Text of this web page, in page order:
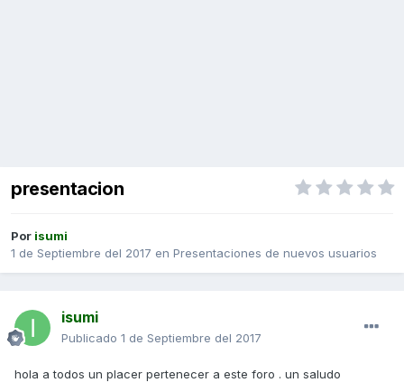
presentacion
Por isumi
1 de Septiembre del 2017 en Presentaciones de nuevos usuarios
isumi
Publicado 1 de Septiembre del 2017
hola a todos un placer pertenecer a este foro . un saludo